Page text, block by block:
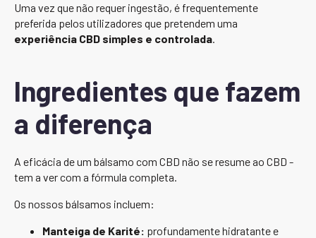
Uma vez que não requer ingestão, é frequentemente
preferida pelos utilizadores que pretendem uma
experiência CBD simples e controlada.
Ingredientes que fazem
a diferença
A eficácia de um bálsamo com CBD não se resume ao CBD -
tem a ver com a fórmula completa.
Os nossos bálsamos incluem:
Manteiga de Karité: profundamente hidratante e